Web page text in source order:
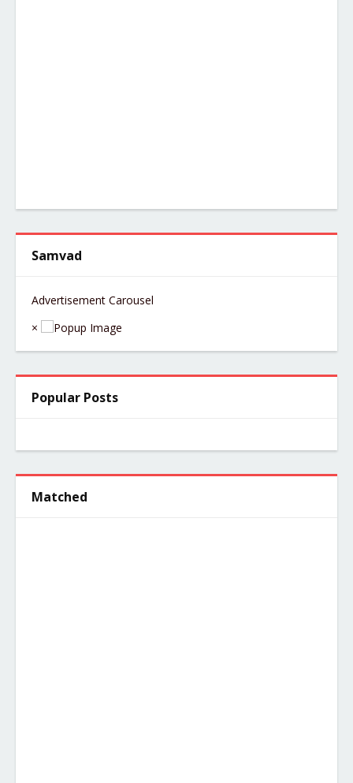
Samvad
Advertisement Carousel
×
Popular Posts
Matched